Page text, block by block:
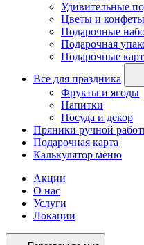
Удивительные
Цветы и конфеты
Подарочные
Подарочная
Подарочные
Все для праздника
Фрукты и ягоды
Напитки
Посуда и декор
Пряники ручной
Подарочная карта
Калькулятор меню
Акции
О нас
Услуги
Локации